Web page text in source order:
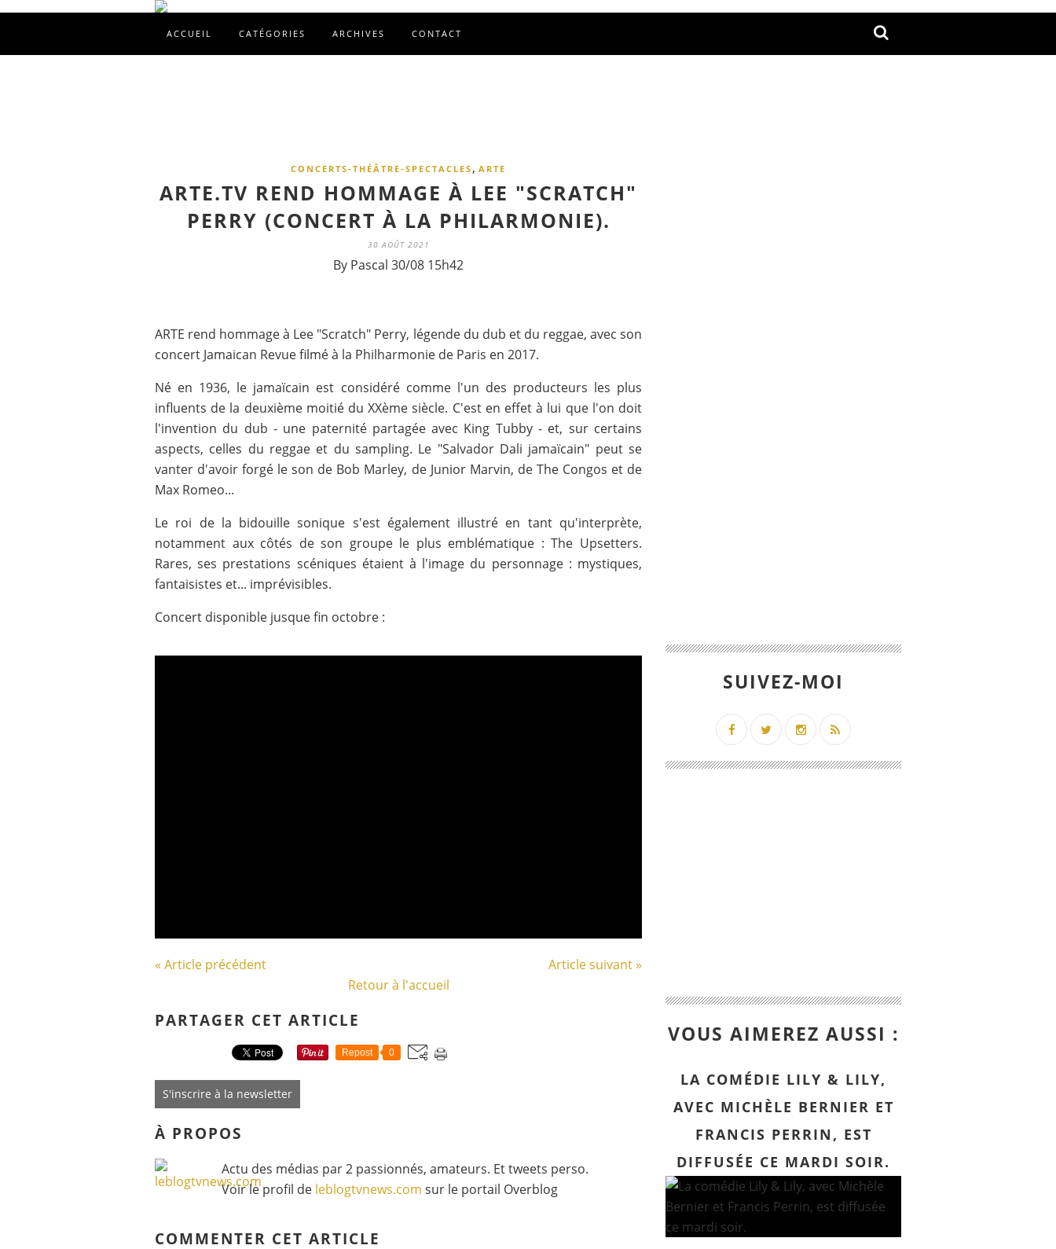
ACCUEIL CATÉGORIES ARCHIVES CONTACT
CONCERTS-THÉÂTRE-SPECTACLES , ARTE
ARTE.TV REND HOMMAGE À LEE "SCRATCH"
PERRY (CONCERT À LA PHILARMONIE).
30 AOÛT 2021
By Pascal 30/08 15h42
ARTE rend hommage à Lee "Scratch" Perry, légende du dub et du reggae, avec son
concert Jamaican Revue filmé à la Philharmonie de Paris en 2017.
Né en 1936, le jamaïcain est considéré comme l'un des producteurs les plus
influents de la deuxième moitié du XXème siècle. C'est en effet à lui que l'on doit
l'invention du dub - une paternité partagée avec King Tubby - et, sur certains
aspects, celles du reggae et du sampling. Le "Salvador Dali jamaïcain" peut se
vanter d'avoir forgé le son de Bob Marley, de Junior Marvin, de The Congos et de
Max Romeo...
Le roi de la bidouille sonique s'est également illustré en tant qu'interprète,
notamment aux côtés de son groupe le plus emblématique : The Upsetters.
Rares, ses prestations scéniques étaient à l'image du personnage : mystiques,
fantaisistes et... imprévisibles.
Concert disponible jusque fin octobre :
« Article précédent
Article suivant »
Retour à l'accueil
PARTAGER CET ARTICLE
Repost 0
S'inscrire à la newsletter
À PROPOS
Actu des médias par 2 passionnés, amateurs. Et tweets perso.
Voir le profil de leblogtvnews.com sur le portail Overblog
COMMENTER CET ARTICLE
SUIVEZ-MOI
VOUS AIMEREZ AUSSI :
LA COMÉDIE LILY & LILY,
AVEC MICHÈLE BERNIER ET
FRANCIS PERRIN, EST
DIFFUSÉE CE MARDI SOIR.